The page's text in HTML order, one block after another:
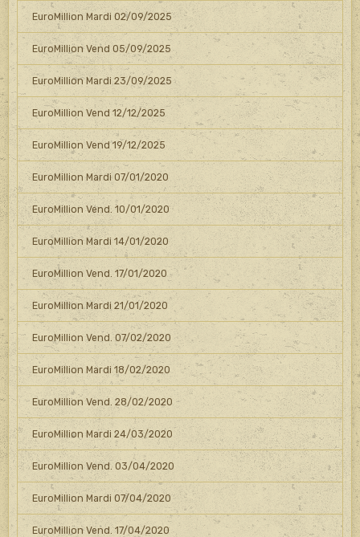
EuroMillion Mardi 02/09/2025
EuroMillion Vend 05/09/2025
EuroMillion Mardi 23/09/2025
EuroMillion Vend 12/12/2025
EuroMillion Vend 19/12/2025
EuroMillion Mardi 07/01/2020
EuroMillion Vend. 10/01/2020
EuroMillion Mardi 14/01/2020
EuroMillion Vend. 17/01/2020
EuroMillion Mardi 21/01/2020
EuroMillion Vend. 07/02/2020
EuroMillion Mardi 18/02/2020
EuroMillion Vend. 28/02/2020
EuroMillion Mardi 24/03/2020
EuroMillion Vend. 03/04/2020
EuroMillion Mardi 07/04/2020
EuroMillion Vend. 17/04/2020